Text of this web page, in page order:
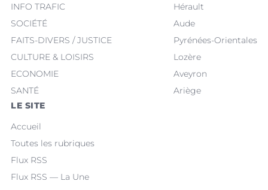
INFO TRAFIC
SOCIÉTÉ
FAITS-DIVERS / JUSTICE
CULTURE & LOISIRS
ECONOMIE
SANTÉ
Hérault
Aude
Pyrénées-Orientales
Lozère
Aveyron
Ariège
LE SITE
Accueil
Toutes les rubriques
Flux RSS
Flux RSS — La Une